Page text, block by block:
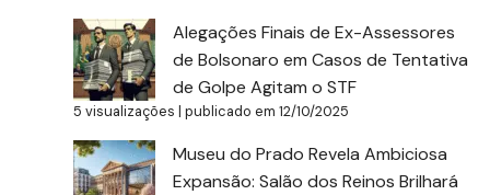
Alegações Finais de Ex-Assessores
de Bolsonaro em Casos de Tentativa
de Golpe Agitam o STF
5 visualizações |publicado em 12/10/2025
Museu do Prado Revela Ambiciosa
Expansão: Salão dos Reinos Brilhará